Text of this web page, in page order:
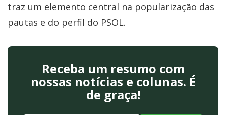
traz um elemento central na popularização das
pautas e do perfil do PSOL.
Receba um resumo com
nossas notícias e colunas. É
de graça!